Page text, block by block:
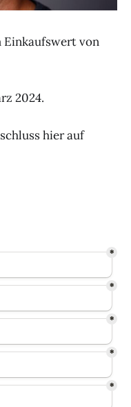
Einkaufswert von
2024.
hier auf